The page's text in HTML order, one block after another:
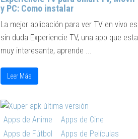
y PC: Como instalar
La mejor aplicación para ver TV en vivo es
sin duda Experiencie TV, una app que esta
muy interesante, aprende ...
Leer Más
Apps de Anime
Apps de Cine
Apps de Fútbol
Apps de Películas